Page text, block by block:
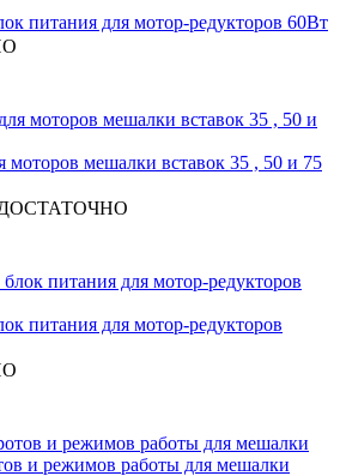
питания для мотор-редукторов 60Вт
моторов мешалки вставок 35 , 50 и 75
питания для мотор-редукторов
и режимов работы для мешалки